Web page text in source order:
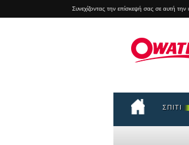
Συνεχίζοντας την επίσκεψή σας σε αυτή
ΣΠΙΤΙ